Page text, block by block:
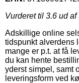
Vurderet til 3.6 ud af
Adskillige online
tidspunkt alverdens
mange er p.t. at få
du kan hente
yderst simpel, samt
leveringsform ved